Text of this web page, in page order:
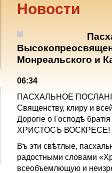
Новости
Монреальского и
06:34
ПАСХАЛЬНОЕ
Священству, клиру и
Дорогiе о Господѣ
ХРИСТОСЪ ВОСКРЕСЕ!
Въ эти свѣтлые,
радостными словами
всеобъемлющую и